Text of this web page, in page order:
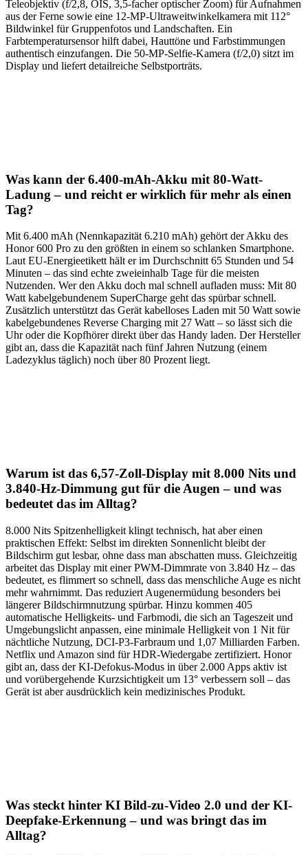
Teleobjektiv (f/2,8, OIS, 3,5-facher optischer Zoom) für Aufnahmen
aus der Ferne sowie eine 12-MP-Ultraweitwinkelkamera mit 112°
Bildwinkel für Gruppenfotos und Landschaften. Ein
Farbtemperatursensor hilft dabei, Hauttöne und Farbstimmungen
authentisch einzufangen. Die 50-MP-Selfie-Kamera (f/2,0) sitzt im
Display und liefert detailreiche Selbstporträts.
Was kann der 6.400-mAh-Akku mit 80-Watt-
Ladung – und reicht er wirklich für mehr als einen
Tag?
Mit 6.400 mAh (Nennkapazität 6.210 mAh) gehört der Akku des
Honor 600 Pro zu den größten in einem so schlanken Smartphone.
Laut EU-Energieetikett hält er im Durchschnitt 65 Stunden und 54
Minuten – das sind echte zweieinhalb Tage für die meisten
Nutzenden. Wer den Akku doch mal schnell aufladen muss: Mit 80
Watt kabelgebundenem SuperCharge geht das spürbar schnell.
Zusätzlich unterstützt das Gerät kabelloses Laden mit 50 Watt sowie
kabelgebundenes Reverse Charging mit 27 Watt – so lässt sich die
Uhr oder die Kopfhörer direkt über das Handy laden. Der Hersteller
gibt an, dass die Kapazität nach fünf Jahren Nutzung (einem
Ladezyklus täglich) noch über 80 Prozent liegt.
Warum ist das 6,57-Zoll-Display mit 8.000 Nits und
3.840-Hz-Dimmung gut für die Augen – und was
bedeutet das im Alltag?
8.000 Nits Spitzenhelligkeit klingt technisch, hat aber einen
praktischen Effekt: Selbst im direkten Sonnenlicht bleibt der
Bildschirm gut lesbar, ohne dass man abschatten muss. Gleichzeitig
arbeitet das Display mit einer PWM-Dimmrate von 3.840 Hz – das
bedeutet, es flimmert so schnell, dass das menschliche Auge es nicht
mehr wahrnimmt. Das reduziert Augenermüdung besonders bei
längerer Bildschirmnutzung spürbar. Hinzu kommen 405
automatische Helligkeits- und Farbmodi, die sich an Tageszeit und
Umgebungslicht anpassen, eine minimale Helligkeit von 1 Nit für
nächtliche Nutzung, DCI-P3-Farbraum und 1,07 Milliarden Farben.
Netflix und Amazon sind für HDR-Wiedergabe zertifiziert. Honor
gibt an, dass der KI-Defokus-Modus in über 2.000 Apps aktiv ist
und vorübergehende Kurzsichtigkeit um 13° verbessern soll – das
Gerät ist aber ausdrücklich kein medizinisches Produkt.
Was steckt hinter KI Bild-zu-Video 2.0 und der KI-
Deepfake-Erkennung – und was bringt das im
Alltag?